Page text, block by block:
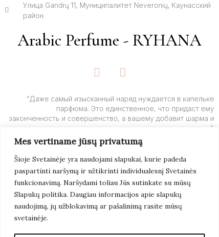
Mes vertiname jūsų privatumą
Šioje Svetainėje yra naudojami slapukai, kurie padeda
paspartinti naršymą ir užtikrinti individualesnį Svetainės
funkcionavimą. Naršydami toliau Jūs sutinkate su mūsų
Slapukų politika. Daugiau informacijos apie slapukų
naudojimą, jų užblokavimą ar pašalinimą rasite mūsų
svetainėje.
Улица Gandrų 11, Муниципалитет Neveronių, Каунасский
район
Arabic Perfume - RYHANA
F
a
e
b
o
o
k
-
f
I
n
t
a
g
r
a
m
“Даже самый изысканный наряд нуждается в капельке
парфюма. Это единственное, что придаст ему
законченность и совершенство, а вашему добавит шарма и
очарования”.
Подробнее